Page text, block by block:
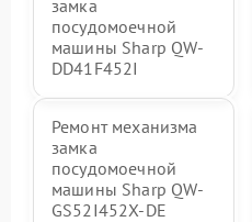
замка
посудомоечной
машины Sharp QW-
DD41F452I
Ремонт механизма
замка
посудомоечной
машины Sharp QW-
GS52I452X-DE